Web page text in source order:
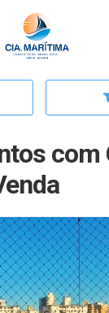
Página inicial
com